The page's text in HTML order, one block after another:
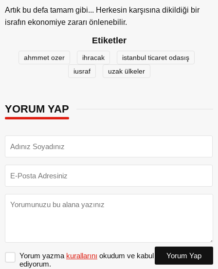
Artık bu defa tamam gibi... Herkesin karşısına dikildiği bir
israfın ekonomiye zararı önlenebilir.
Etiketler
ahmmet ozer ihracak
istanbul ticaret odasış
iusraf
uzak ülkeler
YORUM YAP
Yorum yazma kurallarını okudum ve kabul
ediyorum.
Yorum Yap